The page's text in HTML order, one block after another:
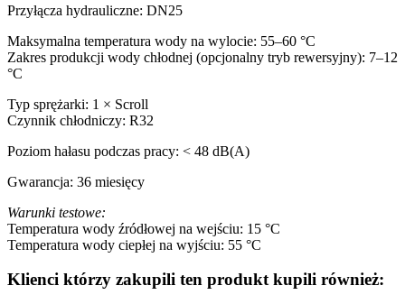
Przyłącza hydrauliczne: DN25
Maksymalna temperatura wody na wylocie: 55–60 °C
Zakres produkcji wody chłodnej (opcjonalny tryb rewersyjny): 7–12
°C
Typ sprężarki: 1 × Scroll
Czynnik chłodniczy: R32
Poziom hałasu podczas pracy: < 48 dB(A)
Gwarancja: 36 miesięcy
Warunki testowe:
Temperatura wody źródłowej na wejściu: 15 °C
Temperatura wody ciepłej na wyjściu: 55 °C
Klienci którzy zakupili ten produkt kupili również: